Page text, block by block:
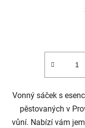
Vonný sáček s
pěstovaných v
vůní. Nabízí vám